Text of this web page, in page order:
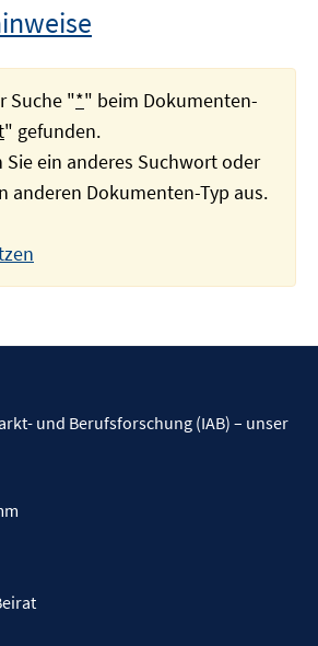
Suche "*" beim Dokumenten-
" gefunden.
ein anderes Suchwort oder
anderen Dokumenten-Typ aus.
und Berufsforschung (IAB) – unser